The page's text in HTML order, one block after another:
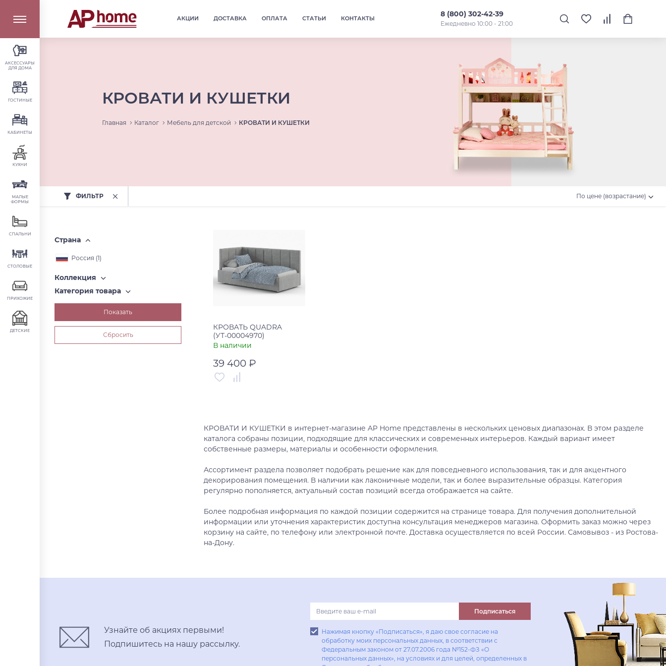
АКЦИИ ДОСТАВКА ОПЛАТА СТАТЬИ КОНТАКТЫ 8 (800) 302-42-39
Ежедневно 10:00 - 21:00
АКСЕССУАРЫ
ДЛЯ ДОМА
ГОСТИНЫЕ
КАБИНЕТЫ
КУХНИ
МАЛЫЕ
ФОРМЫ
СПАЛЬНИ
СТОЛОВЫЕ
ПРИХОЖИЕ
ДЕТСКИЕ
КРОВАТИ И КУШЕТКИ
Главная Каталог Мебель для детской КРОВАТИ И КУШЕТКИ
ФИЛЬТР По цене (возрастание)
Страна
Россия (1)
Коллекция
Категория товара
КРОВАТЬ QUADRA
(УТ-00004970)
В наличии
39 400 ₽
В корзину
Купить в один клик
КРОВАТИ И КУШЕТКИ в интернет-магазине AP Home представлены в нескольких ценовых диапазонах. В этом разделе
каталога собраны позиции, подходящие для классических и современных интерьеров. Каждый вариант имеет
собственные размеры, материалы и особенности оформления.
Ассортимент раздела позволяет подобрать решение как для повседневного использования, так и для акцентного
декорирования помещения. В наличии как лаконичные модели, так и более выразительные образцы. Категория
регулярно пополняется, актуальный состав позиций всегда отображается на сайте.
Более подробная информация по каждой позиции содержится на странице товара. Для получения дополнительной
информации или уточнения характеристик доступна консультация менеджеров магазина. Оформить заказ можно через
корзину на сайте, по телефону или электронной почте. Доставка осуществляется по всей России. Самовывоз - из Ростова-
на-Дону.
Узнайте об акциях первыми!
Подпишитесь на нашу рассылку.
Подписаться
Нажимая кнопку «Подписаться», я даю свое согласие на
обработку моих персональных данных, в соответствии с
Федеральным законом от 27.07.2006 года №152-ФЗ «О
персональных данных», на условиях и для целей, определенных в